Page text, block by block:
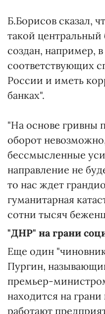
Б.Борисов сказал,
такой
создан, например,
соответствующих
России и иметь
банках".
"На основе гривны
оборот
бессмысленные
направление не
то нас ждет
гуманитарная
сотни тысяч
"ДНР" на грани
Еще один
Пургин,
премьер-
находится на
работают